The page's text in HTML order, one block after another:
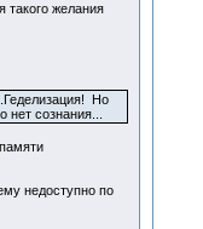
такого желания
Но
сознания...
недоступно по